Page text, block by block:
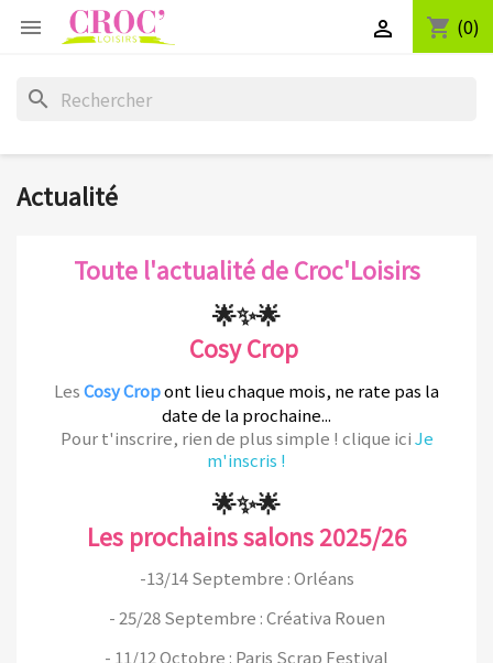
 shopping_cart (0)

search
Actualité
Toute l'actualité de Croc'Loisirs
🌟✨🌟
Cosy Crop
LesCosy Cropont lieu chaque mois, ne rate pas la
date de la prochaine...
Pour t'inscrire, rien de plus simple ! clique iciJe
m'inscris !
🌟✨🌟
Les prochains salons 2025/26
-13/14 Septembre : Orléans
- 25/28 Septembre : Créativa Rouen
- 11/12 Octobre : Paris Scrap Festival